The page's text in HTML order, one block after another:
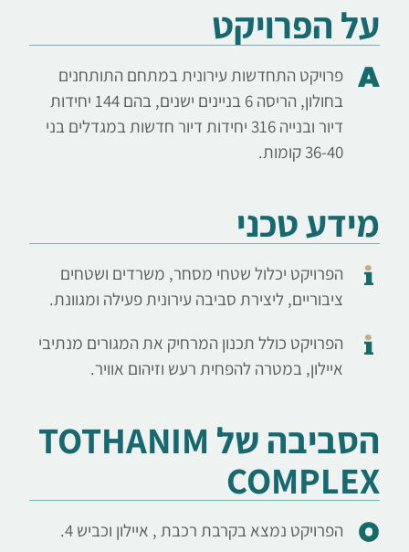
על הפרויקט
פרויקט התחדשות עירונית במתחם התותחנים
בחולון, הריסה 6 בניינים ישנים, בהם 144 יחידות
דיור ובנייה 316 יחידות דיור חדשות במגדלים בני
36-40 קומות.
מידע טכני
הפרויקט יכלול שטחי מסחר, משרדים ושטחים
ציבוריים, ליצירת סביבה עירונית פעילה ומגוונת.
הפרויקט כולל תכנון המרחיק את המגורים מנתיבי
איילון, במטרה להפחית רעש וזיהום אוויר.
הסביבה של TOTHANIM
COMPLEX
הפרויקט נמצא בקרבת רכבת , איילון וכביש 4.